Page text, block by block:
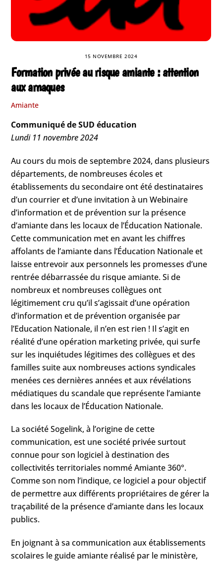
15 NOVEMBRE 2024
Formation privée au risque amiante : attention
aux arnaques
Amiante
Communiqué de SUD éducation
Lundi 11 novembre 2024
Au cours du mois de septembre 2024, dans plusieurs
départements, de nombreuses écoles et
établissements du secondaire ont été destinataires
d’un courrier et d’une invitation à un Webinaire
d’information et de prévention sur la présence
d’amiante dans les locaux de l’Éducation Nationale.
Cette communication met en avant les chiffres
affolants de l’amiante dans l’Éducation Nationale et
laisse entrevoir aux personnels les promesses d’une
rentrée débarrassée du risque amiante. Si de
nombreux et nombreuses collègues ont
légitimement cru qu’il s’agissait d’une opération
d’information et de prévention organisée par
l’Education Nationale, il n’en est rien ! Il s’agit en
réalité d’une opération marketing privée, qui surfe
sur les inquiétudes légitimes des collègues et des
familles suite aux nombreuses actions syndicales
menées ces dernières années et aux révélations
médiatiques du scandale que représente l’amiante
dans les locaux de l’Éducation Nationale.
La société Sogelink, à l’origine de cette
communication, est une société privée surtout
connue pour son logiciel à destination des
collectivités territoriales nommé Amiante 360°.
Comme son nom l’indique, ce logiciel a pour objectif
de permettre aux différents propriétaires de gérer la
traçabilité de la présence d’amiante dans les locaux
publics.
En joignant à sa communication aux établissements
scolaires le guide amiante réalisé par le ministère,